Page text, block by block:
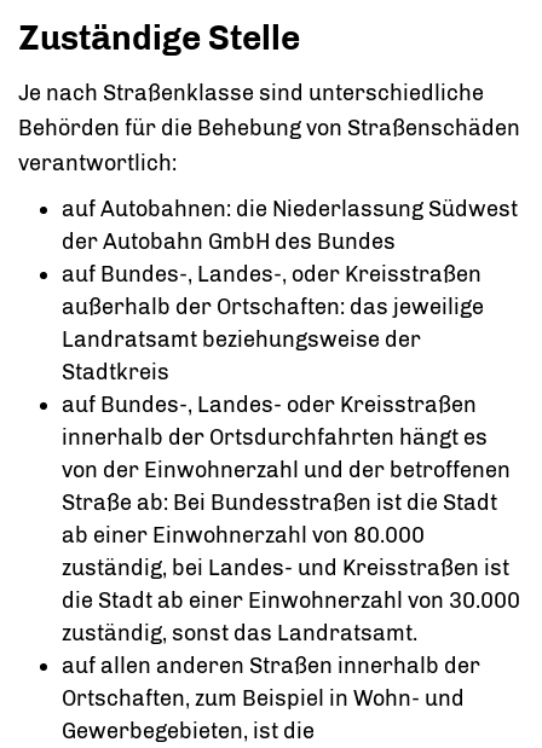
Zuständige Stelle
Je nach Straßenklasse sind unterschiedliche
Behörden für die Behebung von Straßenschäden
verantwortlich:
auf Autobahnen: die Niederlassung Südwest
der Autobahn GmbH des Bundes
auf Bundes-, Landes-, oder Kreisstraßen
außerhalb der Ortschaften: das jeweilige
Landratsamt beziehungsweise der
Stadtkreis
auf Bundes-, Landes- oder Kreisstraßen
innerhalb der Ortsdurchfahrten hängt es
von der Einwohnerzahl und der betroffenen
Straße ab: Bei Bundesstraßen ist die Stadt
ab einer Einwohnerzahl von 80.000
zuständig, bei Landes- und Kreisstraßen ist
die Stadt ab einer Einwohnerzahl von 30.000
zuständig, sonst das Landratsamt.
auf allen anderen Straßen innerhalb der
Ortschaften, zum Beispiel in Wohn- und
Gewerbegebieten, ist die